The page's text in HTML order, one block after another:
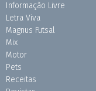
Informação Livre
Letra Viva
Magnus Futsal
Mix
Motor
Pets
Receitas